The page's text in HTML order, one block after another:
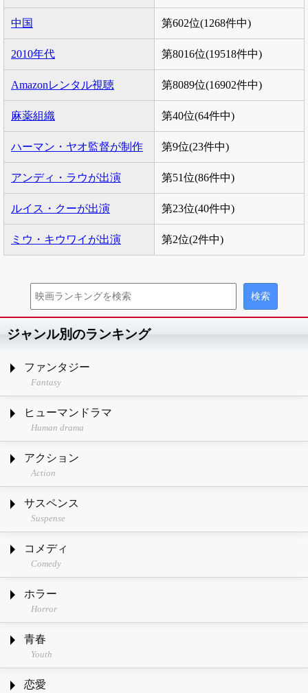
中国 第602位(1268件中)
2010年代 第8016位(19518件中)
Amazonレンタル視聴 第8089位(16902件中)
麻薬組織 第40位(64件中)
ハーマン・ヤオ監督が制作 第9位(23件中)
アンディ・ラウが出演 第51位(86件中)
ルイス・クーが出演 第23位(40件中)
ミウ・キウワイが出演 第2位(2件中)
ジャンル別のランキング
ファンタジー
Fantasy
ヒューマンドラマ
Human drama
アクション
Action
サスペンス
Suspense
コメディ
Comedy
ホラー
Horror
青春
Youth
恋愛